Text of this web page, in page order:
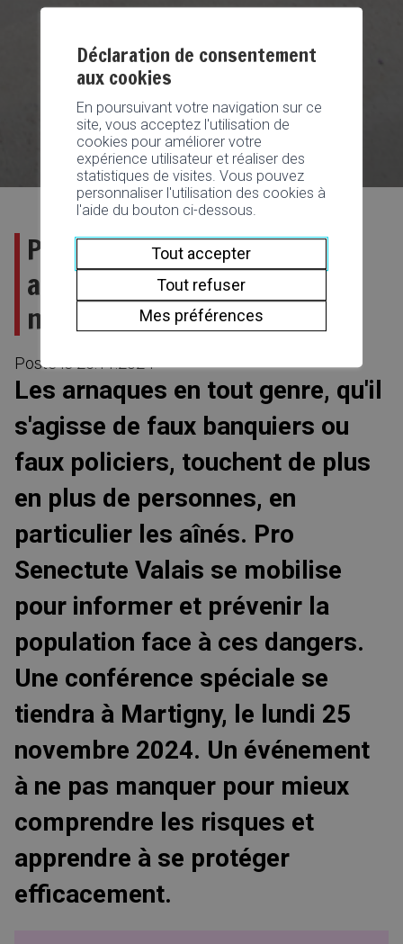
Protégez-vous contre les
arnaques : une conférence à
ne pas manquer
Posté le25.11.2024
Les arnaques en tout genre, qu'il
s'agisse de faux banquiers ou
faux policiers, touchent de plus
en plus de personnes, en
particulier les aînés. Pro
Senectute Valais se mobilise
pour informer et prévenir la
population face à ces dangers.
Une conférence spéciale se
tiendra à Martigny, le lundi 25
novembre 2024. Un événement
à ne pas manquer pour mieux
comprendre les risques et
apprendre à se protéger
efficacement.
Déclaration de consentement
aux cookies
En poursuivant votre navigation sur ce
site, vous acceptez l'utilisation de
cookies pour améliorer votre
expérience utilisateur et réaliser des
statistiques de visites. Vous pouvez
personnaliser l'utilisation des cookies à
l'aide du bouton ci-dessous.
Tout accepter
Tout refuser
Mes préférences